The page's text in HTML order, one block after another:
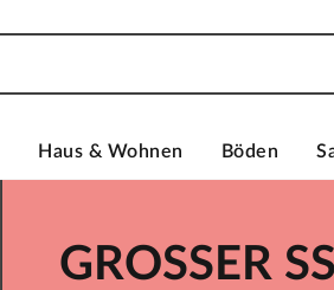
Haus & Wohnen Böden
GROSSER